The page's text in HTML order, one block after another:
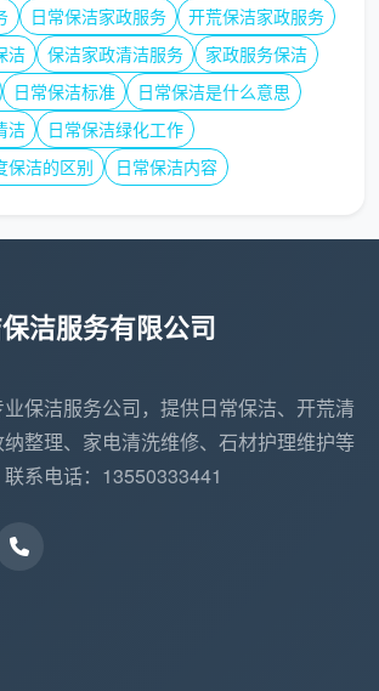
日常保洁家政服务
开荒保洁家政服务
洁
保洁家政清洁服务
家政服务保洁
日常保洁标准
日常保洁是什么意思
洁
日常保洁绿化工作
保洁的区别
日常保洁内容
洁服务有限公司
保洁服务公司，提供日常保洁、开荒清
整理、家电清洗维修、石材护理维护等
系电话：13550333441